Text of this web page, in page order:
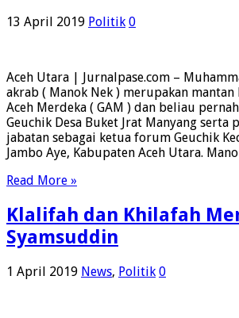
13 April 2019 Politik 0
Aceh Utara | Jurnalpase.com –
akrab ( Manok Nek ) merupakan mantan
Aceh Merdeka ( GAM ) dan beliau
Geuchik Desa Buket Jrat Manyang serta
jabatan sebagai ketua forum Geuchik
Jambo Aye, Kabupaten Aceh Utara.
Read More »
Klalifah dan Khilafah
Syamsuddin
1 April 2019 News, Politik 0